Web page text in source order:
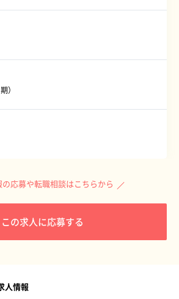
）
応募や転職相談はこちらから
この求人に応募する
人情報